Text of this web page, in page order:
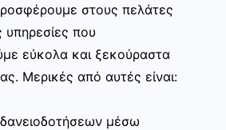
στους πελάτες
που
εύκολα και ξεκούραστα
Μερικές από αυτές είναι:
μέσω